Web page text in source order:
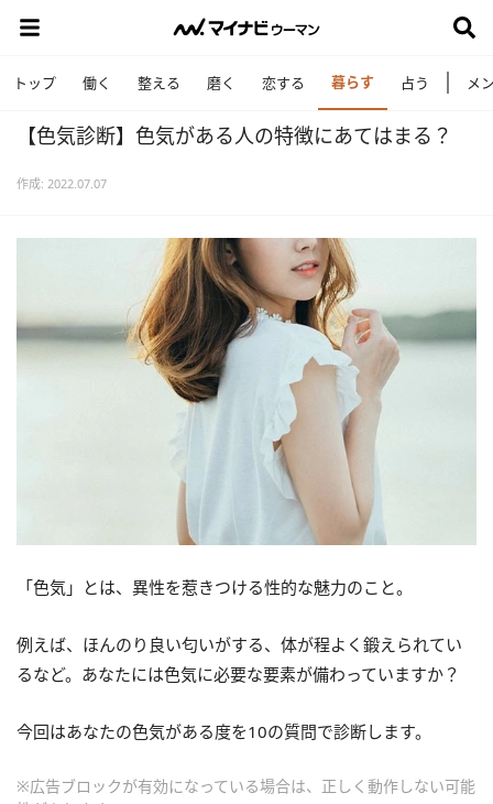
トップ 働く 整える 磨く 恋する 暮らす 占う メ
【色気診断】色気がある人の特徴にあてはまる？
作成: 2022.07.07
「色気」とは、異性を惹きつける性的な魅力のこと。
例えば、ほんのり良い匂いがする、体が程よく鍛えられてい
るなど。あなたには色気に必要な要素が備わっていますか？
今回はあなたの色気がある度を10の質問で診断します。
※広告ブロックが有効になっている場合は、正しく動作しない可能